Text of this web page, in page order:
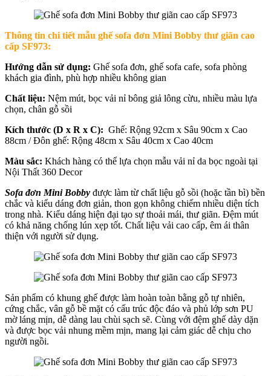
Thông tin chi tiết mẫu ghế sofa đơn Mini Bobby thư giãn cao
cấp SF973:
Hướng dẫn sử dụng: Ghế sofa đơn, ghế sofa cafe, sofa phòng
khách gia đình, phù hợp nhiều không gian
Chất liệu: Nệm mút, bọc vải nỉ bông giả lông cừu, nhiều màu lựa
chọn, chân gỗ sồi
Kích thước (D x R x C): Ghế: Rộng 92cm x Sâu 90cm x Cao
88cm / Đôn ghế: Rộng 48cm x Sâu 40cm x Cao 40cm
Màu sắc: Khách hàng có thể lựa chọn mẫu vải nỉ da bọc ngoài tại
Nội Thất 360 Decor
Sofa đơn Mini Bobby được làm từ chất liệu gỗ sồi (hoặc tần bì) bền
chắc và kiểu dáng đơn giản, thon gọn không chiếm nhiều diện tích
trong nhà. Kiểu dáng hiện đại tạo sự thoải mái, thư giãn. Đệm mút
có khả năng chống lún xẹp tốt. Chất liệu vải cao cấp, êm ái thân
thiện với người sử dụng.
Sản phẩm có khung ghế được làm hoàn toàn bằng gỗ tự nhiên,
cứng chắc, vân gỗ bề mặt có cấu trúc độc đáo và phủ lớp sơn PU
mờ láng mịn, dễ dàng lau chùi sạch sẽ. Cùng với đệm ghế dày dặn
và được bọc vải nhung mềm mịn, mang lại cảm giác dễ chịu cho
người ngồi.